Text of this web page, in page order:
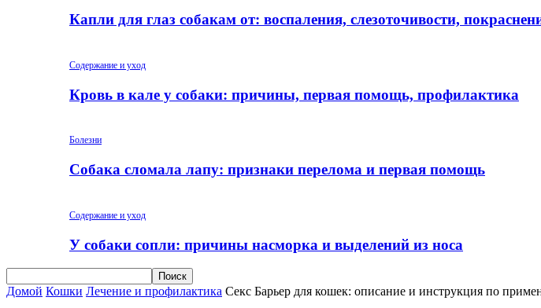
Капли для глаз собакам от: воспаления, слезоточивости,
Содержание и уход
Кровь в кале у собаки: причины, первая помощь, профилактика
Болезни
Собака сломала лапу: признаки перелома и первая помощь
Содержание и уход
У собаки сопли: причины насморка и выделений из носа
Домой Кошки Лечение и профилактика Секс Барьер для кошек: описание и инструкция по